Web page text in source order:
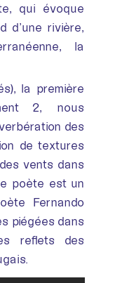
qui évoque
d’une rivière,
la
la première
2, nous
des
de textures
vents dans
poète est un
Fernando
piégées dans
reflets des